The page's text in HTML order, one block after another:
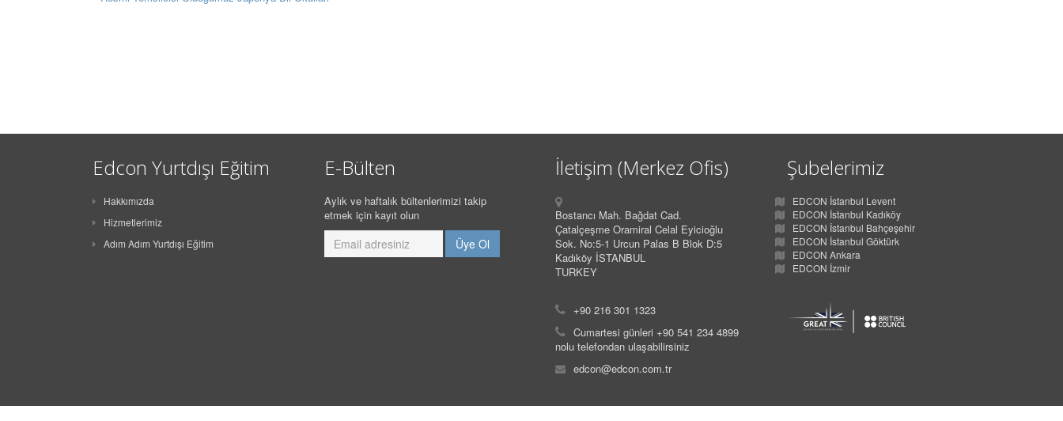
Edcon Yurtdışı Eğitim
Hakkımızda
Hizmetlerimiz
Adım Adım Yurtdışı Eğitim
E-Bülten
Aylık ve haftalık bültenlerimizi takip
etmek için kayıt olun
İletişim (Merkez Ofis)
Bostancı Mah. Bağdat Cad.
Çatalçeşme Oramiral Celal Eyicioğlu
Sok. No:5-1 Urcun Palas B Blok D:5
Kadıköy İSTANBUL
TURKEY
+90 216 301 1323
Cumartesi günleri +90 541 234 4899
nolu telefondan ulaşabilirsiniz
edcon@edcon.com.tr
Şubelerimiz
EDCON İstanbul Levent
EDCON İstanbul Kadıköy
EDCON İstanbul Bahçeşehir
EDCON İstanbul Göktürk
EDCON Ankara
EDCON İzmir